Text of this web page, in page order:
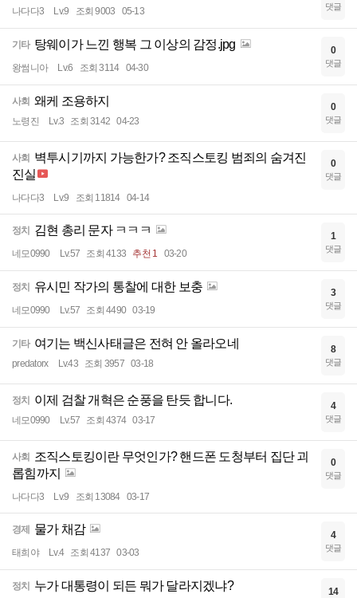
나다다3 Lv.9 조회 9003 05-13 댓글
기타 탕웨이가 느낀 행복 그 이상의 감정.jpg
왕썸니아 Lv.6 조회 3114 04-30
0
댓글
사회 왜케 조용하지
노령진 Lv.3 조회 3142 04-23
0
댓글
사회 벽투시기까지 가능한가? 조직스토킹 범죄의 숨겨진
진실
나다다3 Lv.9 조회 11814 04-14
0
댓글
정치 김현 총리 문자 ㅋㅋㅋ
네모0990 Lv.57 조회 4133 추천 1 03-20
1
댓글
정치 유시민 작가의 통찰에 대한 보충
네모0990 Lv.57 조회 4490 03-19
3
댓글
기타 여기는 백신사태글은 전혀 안 올라오네
predatorx Lv.43 조회 3957 03-18
8
댓글
정치 이제 검찰 개혁은 순풍을 탄듯 합니다.
네모0990 Lv.57 조회 4374 03-17
4
댓글
사회 조직스토킹이란 무엇인가? 핸드폰 도청부터 집단 괴
롭힘까지
나다다3 Lv.9 조회 13084 03-17
0
댓글
경제 물가 채감
태희야 Lv.4 조회 4137 03-03
4
댓글
정치 누가 대통령이 되든 뭐가 달라지겠냐? 14